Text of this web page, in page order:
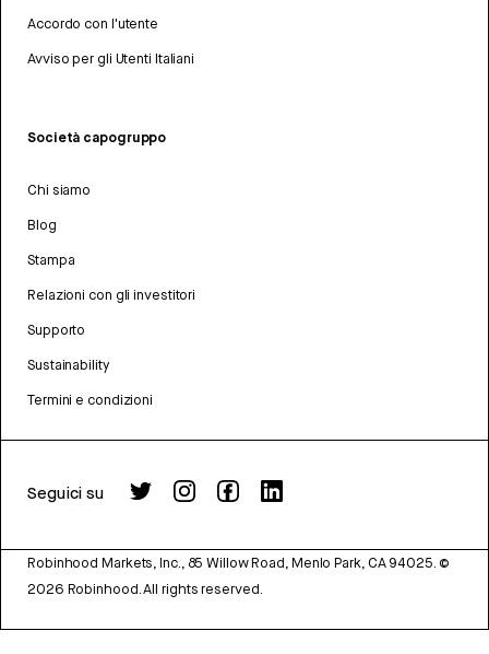
Accordo con l'utente
Avviso per gli Utenti Italiani
Società capogruppo
Chi siamo
Blog
Stampa
Relazioni con gli investitori
Supporto
Sustainability
Termini e condizioni
Seguici su
Robinhood Markets, Inc., 85 Willow Road, Menlo Park, CA 94025. ©
2026 Robinhood. All rights reserved.